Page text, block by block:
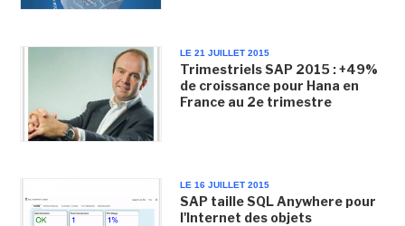
LE 21 JUILLET 2015
Trimestriels SAP 2015 : +49%
de croissance pour Hana en
France au 2e trimestre
LE 16 JUILLET 2015
SAP taille SQL Anywhere pour
l'Internet des objets